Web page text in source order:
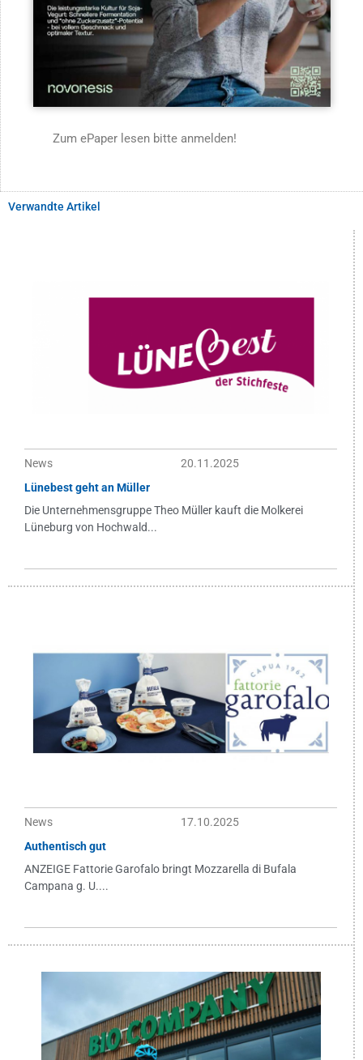
Zum ePaper lesen bitte anmelden!
Verwandte Artikel
News
20.11.2025
Lünebest geht an Müller
Die Unternehmensgruppe Theo Müller kauft die Molkerei
Lüneburg von Hochwald...
News
17.10.2025
Authentisch gut
ANZEIGE Fattorie Garofalo bringt Mozzarella di Bufala
Campana g. U....